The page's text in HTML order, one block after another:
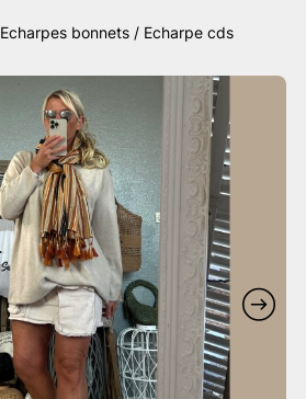
Echarpes bonnets / Echarpe cds